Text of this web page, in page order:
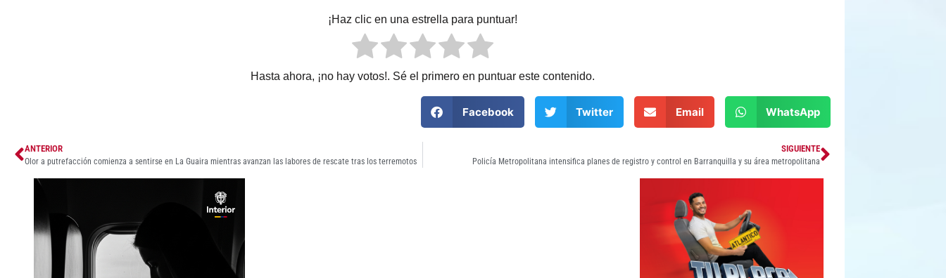
¡Haz clic en una estrella para puntuar!
Hasta ahora, ¡no hay votos!. Sé el primero en puntuar este contenido.
Facebook Twitter Email WhatsApp
ANTERIOR
Olor a putrefacción comienza a sentirse en La Guaira mientras avanzan las labores de rescate tras los terremotos
SIGUIENTE
Policía Metropolitana intensifica planes de registro y control en Barranquilla y su área metropolitana